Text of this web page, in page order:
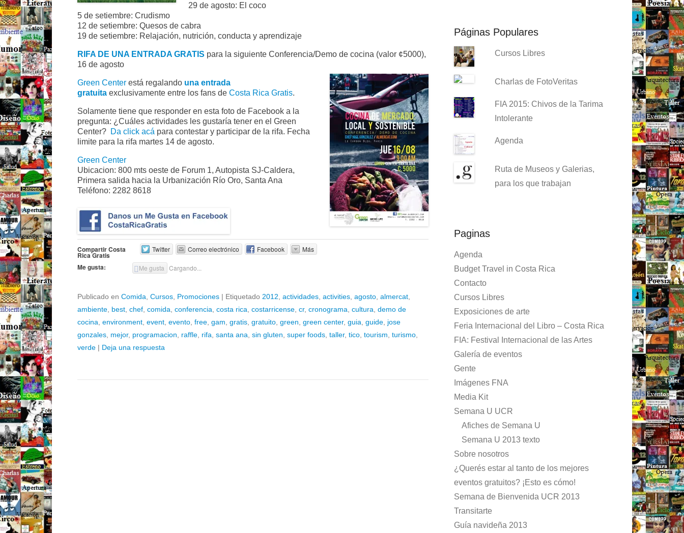
29 de agosto: El coco
5 de setiembre: Crudismo
12 de setiembre: Quesos de cabra
19 de setiembre: Relajación, nutrición, conducta y aprendizaje
RIFA DE UNA ENTRADA GRATIS para la siguiente Conferencia/Demo de cocina (valor ¢5000),
16 de agosto
Green Center está regalando una entrada
gratuita exclusivamente entre los fans de Costa Rica Gratis.
Solamente tiene que responder en esta foto de Facebook a la
pregunta: ¿Cuáles actividades les gustaría tener en el Green
Center? Da click acá para contestar y participar de la rifa. Fecha
limite para la rifa martes 14 de agosto.
Green Center
Ubicacion: 800 mts oeste de Forum 1, Autopista SJ-Caldera,
Primera salida hacia la Urbanización Río Oro, Santa Ana
Teléfono: 2282 8618
Compartir Costa
Rica Gratis
Twitter Correo electrónico Facebook Más
Me gusta: Me gusta Cargando...
Publicado en Comida Cursos Promociones | Etiquetado 2012 actividades activities agosto almercat
ambiente best chef comida conferencia costa rica costarricense cr, cronograma cultura demo de
cocina environment event evento free gam gratis gratuito green green center, guia guide jose
gonzales mejor, programacion raffle rifa santa ana sin gluten super foods taller, tico tourism turismo
verde | Deja una respuesta
Páginas Populares
Cursos Libres
Charlas de FotoVeritas
FIA 2015: Chivos de la Tarima
Intolerante
Agenda
Ruta de Museos y Galerias,
para los que trabajan
Paginas
Agenda
Budget Travel in Costa Rica
Contacto
Cursos Libres
Exposiciones de arte
Feria Internacional del Libro – Costa Rica
FIA: Festival Internacional de las Artes
Galería de eventos
Gente
Imágenes FNA
Media Kit
Semana U UCR
Afiches de Semana U
Semana U 2013 texto
Sobre nosotros
¿Querés estar al tanto de los mejores
eventos gratuitos? ¡Esto es cómo!
Semana de Bienvenida UCR 2013
Transitarte
Guía navideña 2013